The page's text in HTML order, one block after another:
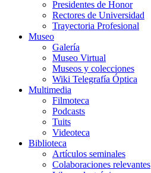
Presidentes de Honor
Rectores de Universidad
Trayectoria Profesional
Museo
Galería
Museo Virtual
Museos y colecciones
Wiki Telegrafía Óptica
Multimedia
Filmoteca
Podcasts
Tuits
Videoteca
Biblioteca
Artículos seminales
Colaboraciones relevantes